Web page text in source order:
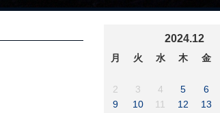
2024.12
月 火 水 木 金
2
3 4 5 6
9
10 11 12 13